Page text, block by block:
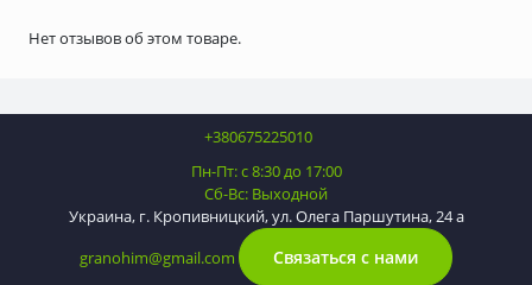
Нет отзывов об этом товаре.
+380675225010
Пн-Пт: с 8:30 до 17:00
Сб-Вс: Выходной
Украина, г. Кропивницкий, ул. Олега Паршутина, 24 а
granohim@gmail.com
Связаться с нами